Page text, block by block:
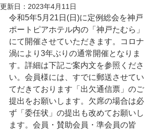
更新日： 2023年4月11日
令和5年5月21日(日)に定例総会を神戸
ポートピアホテル内の「神戸たむら」
にて開催させていただきます。コロナ
渦により3年ぶりの通常開催となりま
す。詳細は下記ご案内文を参照くださ
い。会員様には、すでに郵送させてい
てだきております「出欠通信票」のご
提出をお願いします。欠席の場合は必
ず「委任状」の提出も改めてお願いし
ます。会員・賛助会員・準会員の皆